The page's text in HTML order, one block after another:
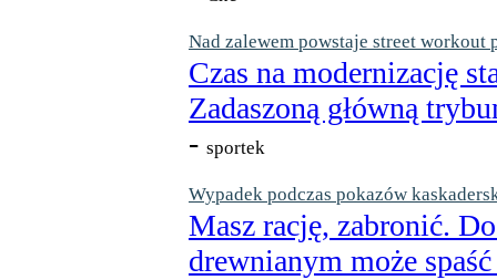
Nad zalewem powstaje street workout
Czas na modernizację
Zadaszoną główną
- sportek
Wypadek podczas pokazów
Masz rację, zabronić.
drewnianym może